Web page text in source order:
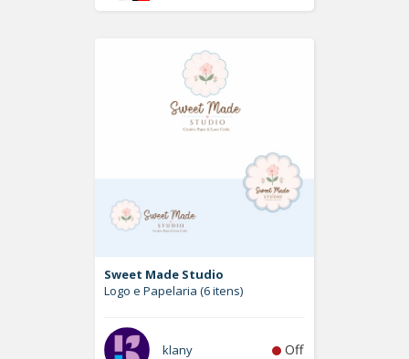
Sweet Made Studio
Logo e Papelaria (6 itens)
klany Off